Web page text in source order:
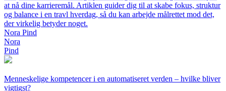
at nå dine karrieremål. Artiklen guider dig til at skabe fokus, struktur
og balance i en travl hverdag, så du kan arbejde målrettet mod det,
der virkelig betyder noget.
Nora Pind
Nora
Pind
Menneskelige kompetencer i en automatiseret verden – hvilke bliver
vigtigst?